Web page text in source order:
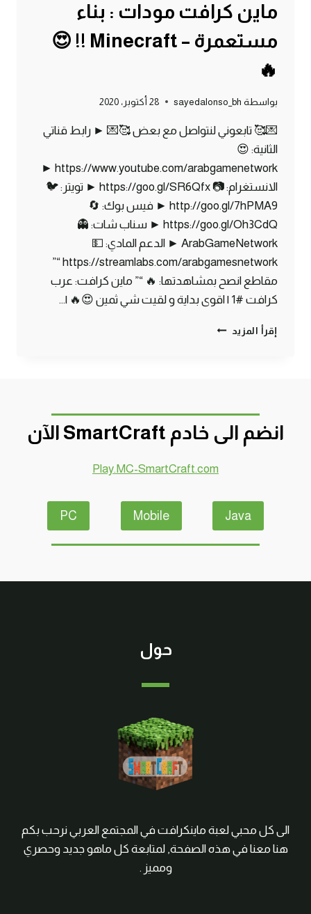
ماين كرافت مودات : بناء
مستعمرة – Minecraft !! 😍
🔥
بواسطة sayedalonso_bh 28 أكتوبر، 2020
💌🥰 تابعوني لنتواصل مع بعض 🥰💌 ► رابط قناتي
الثانية: 😍
https://www.youtube.com/arabgamenetwork ►
الانستغرام: 📷 https://goo.gl/SR6Qfx ► تويتر: 🐦
http://goo.gl/7hPMA9 ► فيس بوك: 🔄
https://goo.gl/Oh3CdQ ► سناب شات: 👻
ArabGameNetwork ► الدعم المادي: 💵
https://streamlabs.com/arabgamesnetwork “”
مقاطع انصح بمشاهدتها: 🔥 “” ماين كرافت: عرب
كرافت #1 | اقوى بداية و لقيت شي ثمين 😍🔥 |…
إقرأ المزيد ماين
–
MINECRAFT
!!
انضم الى خادم SmartCraft الآن
Play.MC-SmartCraft.com
Java
Mobile
PC
حول
الى كل محبي لعبة ماينكرافت في المجتمع العربي نرحب بكم
هنا معنا في هذه الصفحة, لمتابعة كل ماهو جديد وحصري
ومميز .